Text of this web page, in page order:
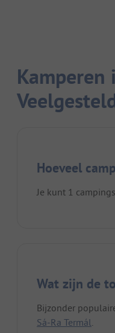
Kamperen
Hoeveel
Je kunt 1
Wat zijn de
Bijzonder
Sá-Ra Termál